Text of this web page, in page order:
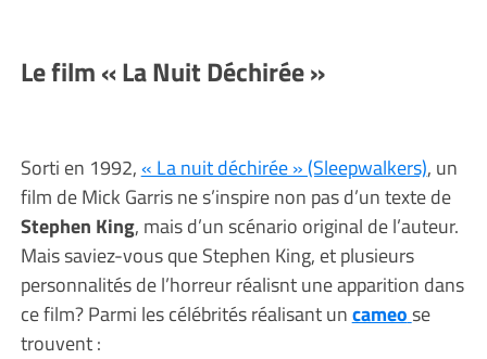
Le film « La Nuit Déchirée »
Sorti en 1992,« La nuit déchirée » (Sleepwalkers), un
film de Mick Garris ne s’inspire non pas d’un texte de
Stephen King, mais d’un scénario original de l’auteur.
Mais saviez-vous que Stephen King, et plusieurs
personnalités de l’horreur réalisnt une apparition dans
ce film? Parmi les célébrités réalisant uncameose
trouvent :